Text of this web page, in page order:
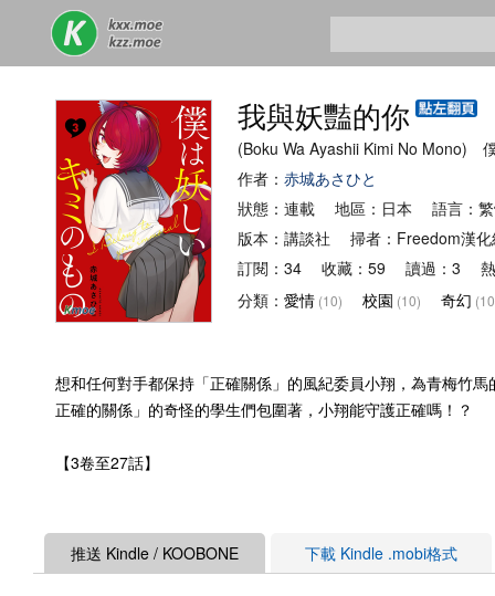
我與妖豔的你
(Boku Wa Ayashii Kimi No Mono)
作者： 赤城あさひと
狀態：連載 地區：日本 語言：
版本：講談社 掃者：Freedom漢
訂閱：34 收藏：59 讀過：3 熱
分類： 愛情 (10) 校園 (10) 奇幻
想和任何對手都保持「正確關係」的風紀委員小翔，為青梅竹
正確的關係」的奇怪的學生們包圍著，小翔能守護正確嗎！？
【3卷至27話】
推送 Kindle / KOOBONE 下載 Kindle .mobi格式